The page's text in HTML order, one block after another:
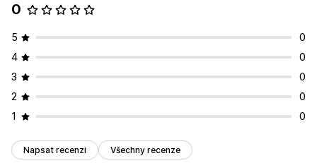
0
5
0
4
0
3
0
2
0
1
0
Napsat recenzi Všechny recenze